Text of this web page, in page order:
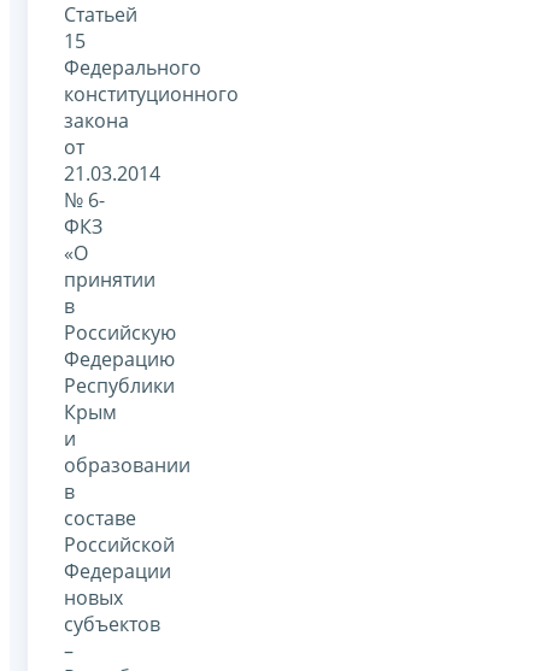
Статьей
15
Федерального
конституционного
закона
от
21.03.2014
№ 6-
ФКЗ
«О
принятии
в
Российскую
Федерацию
Республики
Крым
и
образовании
в
составе
Российской
Федерации
новых
субъектов
–